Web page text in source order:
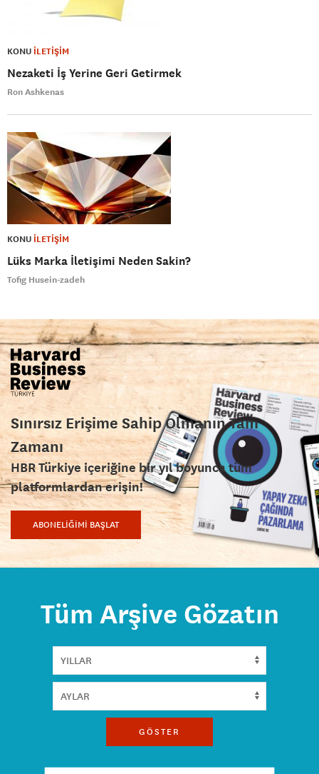
KONU İLETİŞİM
Nezaketi İş Yerine Geri Getirmek
Ron Ashkenas
KONU İLETİŞİM
Lüks Marka İletişimi Neden Sakin?
Tofig Husein-zadeh
Sınırsız Erişime Sahip Olmanın Tam
Zamanı
HBR Türkiye içeriğine bir yıl boyunca tüm
platformlardan erişin!
ABONELİĞİMİ BAŞLAT
Tüm Arşive Gözatın
GÖSTER